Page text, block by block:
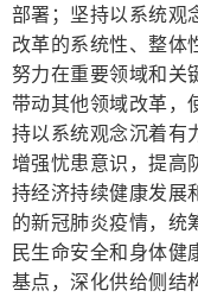
部署；坚持以系统观
改革的系统性、整体
努力在重要领域和关
带动其他领域改革，
持以系统观念沉着有
增强忧患意识，提高
持经济持续健康发展
的新冠肺炎疫情，统
民生命安全和身体健
基点，深化供给侧结